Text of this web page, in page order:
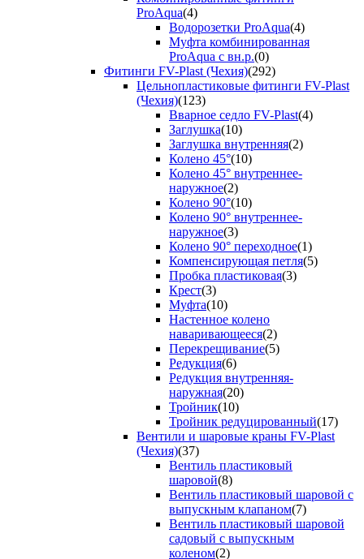
ProAqua(4)
Водорозетки ProAqua(4)
Муфта комбинированная
ProAqua с вн.р.(0)
Фитинги FV-Plast (Чехия)(292)
Цельнопластиковые фитинги FV-Plast
(Чехия)(123)
Вварное седло FV-Plast(4)
Заглушка(10)
Заглушка внутренняя(2)
Колено 45°(10)
Колено 45° внутреннее-
наружное(2)
Колено 90°(10)
Колено 90° внутреннее-
наружное(3)
Колено 90° переходное(1)
Компенсирующая петля(5)
Пробка пластиковая(3)
Крест(3)
Муфта(10)
Настенное колено
наваривающееся(2)
Перекрещивание(5)
Редукция(6)
Редукция внутренняя-
наружная(20)
Тройник(10)
Тройник редуцированный(17)
Вентили и шаровые краны FV-Plast
(Чехия)(37)
Вентиль пластиковый
шаровой(8)
Вентиль пластиковый шаровой с
выпускным клапаном(7)
Вентиль пластиковый шаровой
садовый с выпускным
коленом(2)